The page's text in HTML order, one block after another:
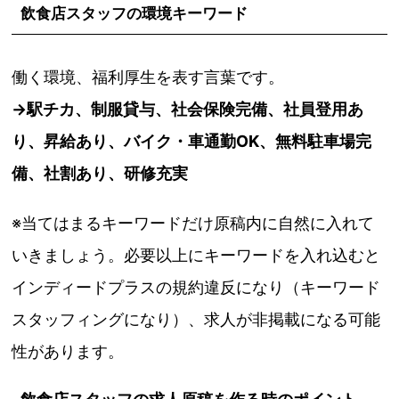
飲食店スタッフの環境キーワード
働く環境、福利厚生を表す言葉です。
→駅チカ、制服貸与、社会保険完備、社員登用あ
り、昇給あり、バイク・車通勤OK、無料駐車場完
備、社割あり、研修充実
※当てはまるキーワードだけ原稿内に自然に入れて
いきましょう。必要以上にキーワードを入れ込むと
インディードプラスの規約違反になり（キーワード
スタッフィングになり）、求人が非掲載になる可能
性があります。